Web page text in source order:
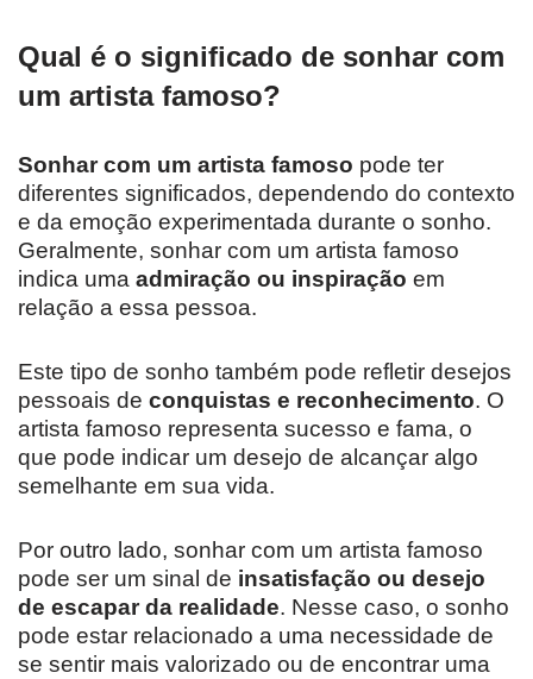
Qual é o significado de sonhar com
um artista famoso?
Sonhar com um artista famoso pode ter
diferentes significados, dependendo do contexto
e da emoção experimentada durante o sonho.
Geralmente, sonhar com um artista famoso
indica uma admiração ou inspiração em
relação a essa pessoa.
Este tipo de sonho também pode refletir desejos
pessoais de conquistas e reconhecimento. O
artista famoso representa sucesso e fama, o
que pode indicar um desejo de alcançar algo
semelhante em sua vida.
Por outro lado, sonhar com um artista famoso
pode ser um sinal de insatisfação ou desejo
de escapar da realidade. Nesse caso, o sonho
pode estar relacionado a uma necessidade de
se sentir mais valorizado ou de encontrar uma